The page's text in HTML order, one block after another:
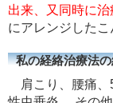
出来、又同時に治
にアレンジしたこ
私の経絡治療法
肩こり、腰痛、